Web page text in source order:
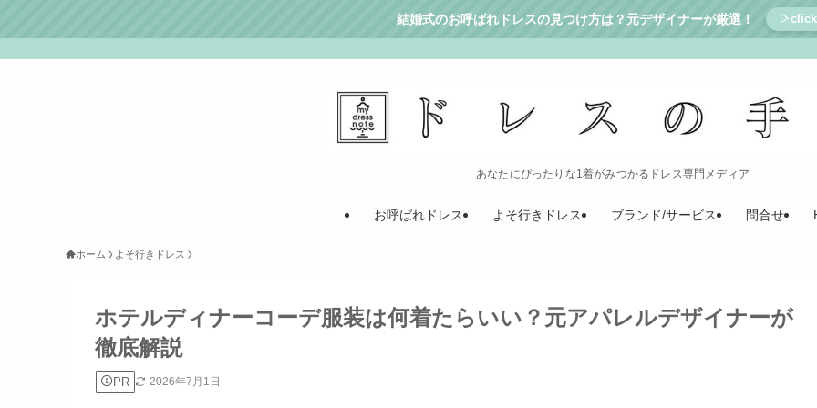
結婚式のお呼ばれドレスの見つけ方は？元デザイナーが厳選！ ▷click
あなたにぴったりな1着がみつかるドレス専門メディア
お呼ばれドレス よそ行きドレス ブランド/サービス 問合せ
ホーム よそ行きドレス
ホテルディナーコーデ服装は何着たらいい？元アパレルデザイナーが
徹底解説
PR 2026年7月1日